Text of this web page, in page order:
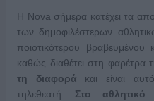
Η Nova σήμερα κατέχει τα
των δημοφιλέστερων
ποιοτικότερου βραβευμένου
καθώς διαθέτει στη φαρέτρα
τη διαφορά και είναι
τηλεθεατή. Στο